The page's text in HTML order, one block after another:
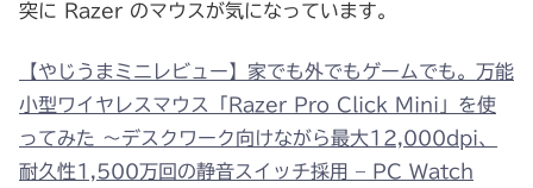
突に Razer のマウスが気になっています。
【やじうまミニレビュー】家でも外でもゲームでも。万能
小型ワイヤレスマウス「Razer Pro Click Mini」を使
ってみた ～デスクワーク向けながら最大12,000dpi、
耐久性1,500万回の静音スイッチ採用 – PC Watch